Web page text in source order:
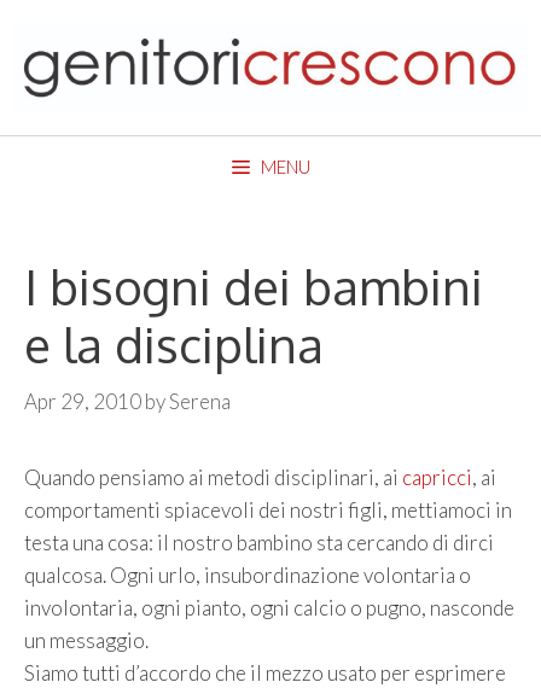
content
MENU
I bisogni dei bambini
e la disciplina
Apr 29, 2010bySerena
Quando pensiamo ai metodi disciplinari, ai capricci, ai
comportamenti spiacevoli dei nostri figli, mettiamoci in
testa una cosa: il nostro bambino sta cercando di dirci
qualcosa. Ogni urlo, insubordinazione volontaria o
involontaria, ogni pianto, ogni calcio o pugno, nasconde
un messaggio.
Siamo tutti d’accordo che il mezzo usato per esprimere